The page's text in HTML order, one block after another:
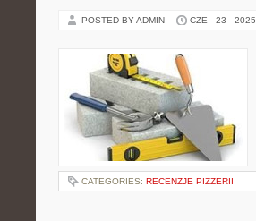
POSTED BY ADMIN CZE - 23 - 2025
CATEGORIES: RECENZJE PIZZERII